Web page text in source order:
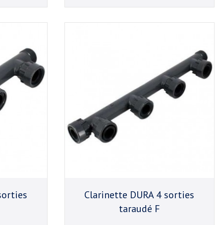
Clarinette DURA 4 sorties
taraudé F